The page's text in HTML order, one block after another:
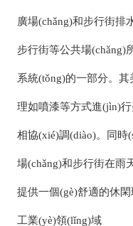
廣場(chǎng)和步行街排
步行街等公共場(chǎng)所
系統(tǒng)的一部分。
理如噴漆等方式進(jìn)
相協(xié)調(diào)。
場(chǎng)和步行街在雨
提供一個(gè)舒適的休閑環
工業(yè)領(lǐng)域